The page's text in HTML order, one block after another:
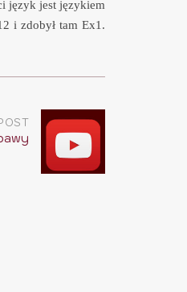
język jest językiem
i zdobył tam Ex1.